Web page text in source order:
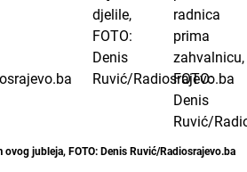
jubleja, FOTO: Denis Ruvić/Radiosrajevo.ba